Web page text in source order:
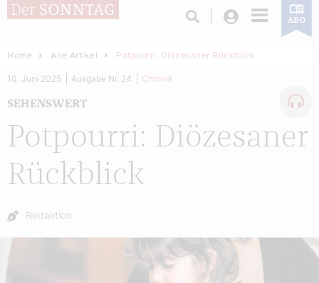
Login ABO
Home Alle Artikel Potpourri: Diözesaner Rückblick
Potpourri: Diözesaner
Rückblick
SEHENSWERT
10. Juni 2025 Ausgabe Nr. 24 Chronik
Autor:
Redaktion